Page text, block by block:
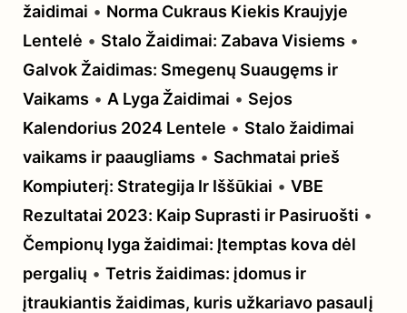
žaidimai • Norma Cukraus Kiekis Kraujyje
Lentelė • Stalo Žaidimai: Zabava Visiems •
Galvok Žaidimas: Smegenų Suaugęms ir
Vaikams • A Lyga Žaidimai • Sejos
Kalendorius 2024 Lentele • Stalo žaidimai
vaikams ir paaugliams • Sachmatai prieš
Kompiuterį: Strategija Ir Iššūkiai • VBE
Rezultatai 2023: Kaip Suprasti ir Pasiruošti •
Čempionų lyga žaidimai: Įtemptas kova dėl
pergalių • Tetris žaidimas: įdomus ir
įtraukiantis žaidimas, kuris užkariavo pasaulį